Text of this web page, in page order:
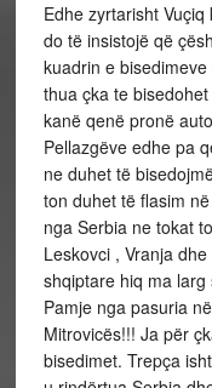
Edhe zyrtarisht
do të insistojë që
kuadrin e
thua çka te
kanë qenë pronë
Pellazgëve edhe pa
ne duhet të
ton duhet të flasim
nga Serbia ne tokat
Leskovci , Vranja
shqiptare hiq ma larg
Pamje nga pasuria
Mitrovicës!!! Ja për
bisedimet. Trepça